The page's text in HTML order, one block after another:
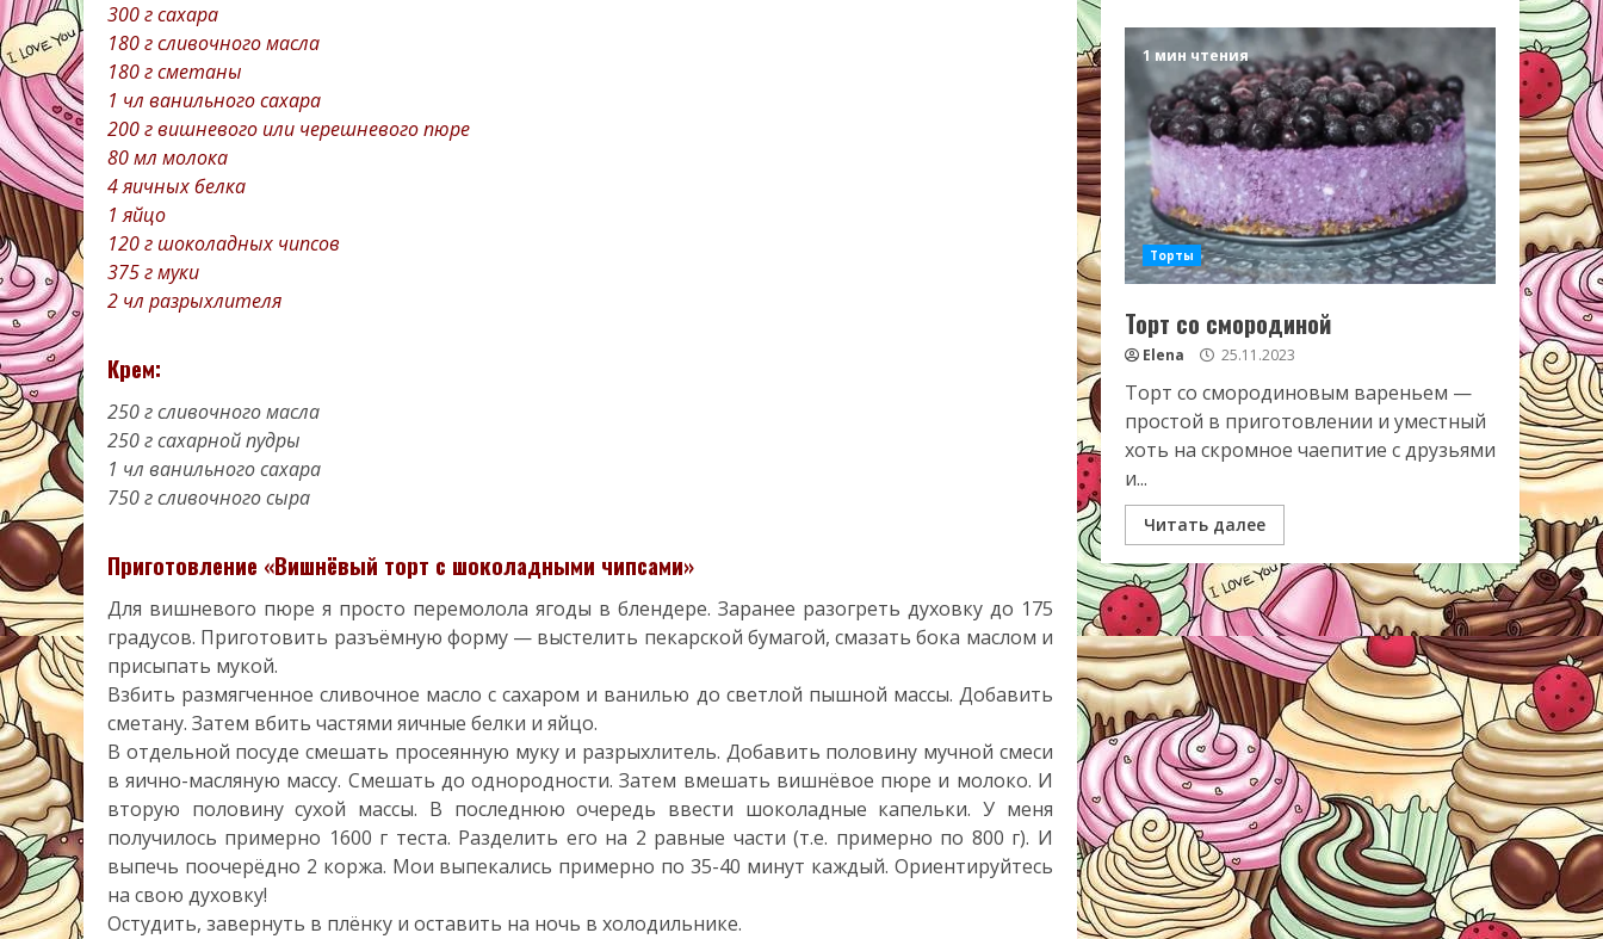
300 г сахара
180 г сливочного масла
180 г сметаны
1 чл ванильного сахара
200 г вишневого или черешневого пюре
80 мл молока
4 яичных белка
1 яйцо
120 г шоколадных чипсов
375 г муки
2 чл разрыхлителя
Крем:
250 г сливочного масла
250 г сахарной пудры
1 чл ванильного сахара
750 г сливочного сыра
Приготовление «Вишнёвый торт с шоколадными чипсами»
Для вишневого пюре я просто перемолола ягоды в блендере. Заранее разогреть духовку до 175
градусов. Приготовить разъёмную форму — выстелить пекарской бумагой, смазать бока маслом и
присыпать мукой.
Взбить размягченное сливочное масло с сахаром и ванилью до светлой пышной массы. Добавить
сметану. Затем вбить частями яичные белки и яйцо.
В отдельной посуде смешать просеянную муку и разрыхлитель. Добавить половину мучной смеси
в яично-масляную массу. Смешать до однородности. Затем вмешать вишнёвое пюре и молоко. И
вторую половину сухой массы. В последнюю очередь ввести шоколадные капельки. У меня
получилось примерно 1600 г теста. Разделить его на 2 равные части (т.е. примерно по 800 г). И
выпечь поочерёдно 2 коржа. Мои выпекались примерно по 35-40 минут каждый. Ориентируйтесь
на свою духовку!
Остудить, завернуть в плёнку и оставить на ночь в холодильнике.
1 мин чтения
Торты
Торт со смородиной
Elena 25.11.2023
Торт со смородиновым вареньем —
простой в приготовлении и уместный
хоть на скромное чаепитие с друзьями
и...
Читать далее